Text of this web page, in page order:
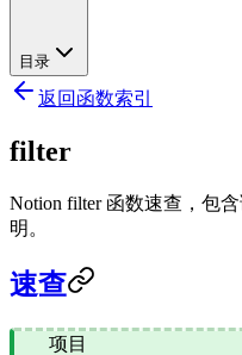
目录
返回函数索引
filter
Notion filter 函数速查，包
明。
速查
项目